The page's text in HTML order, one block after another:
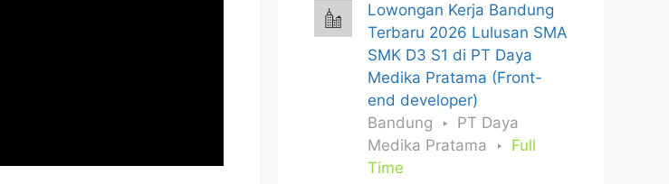
Lowongan Kerja Bandung
Terbaru 2026 Lulusan SMA
SMK D3 S1 di PT Daya
Medika Pratama (Front-
end developer)
Bandung
PT Daya
Medika Pratama
Full
Time